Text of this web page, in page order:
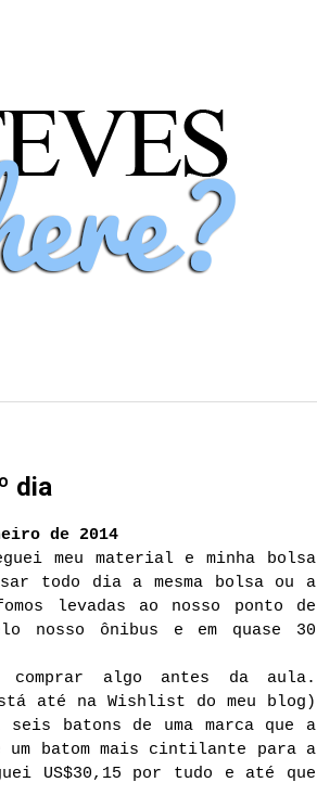
dia
de 2014
meu material e minha bolsa
todo dia a mesma bolsa ou a
levadas ao nosso ponto de
nosso ônibus e em quase 30
comprar algo antes da aula.
até na Wishlist do meu blog)
batons de uma marca que a
um batom mais cintilante para a
US$30,15 por tudo e até que